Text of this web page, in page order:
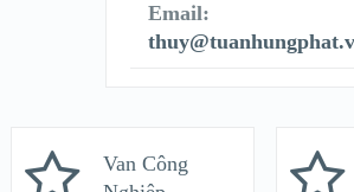
Email:
Van Công